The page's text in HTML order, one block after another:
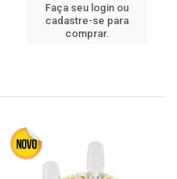
Faça seu login ou
cadastre-se para
comprar.